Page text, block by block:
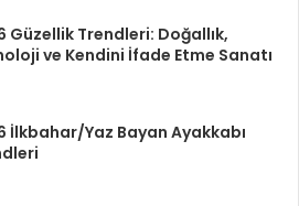
Güzellik Trendleri: Doğallık,
ve Kendini İfade Etme Sanatı
İlkbahar/Yaz Bayan Ayakkabı